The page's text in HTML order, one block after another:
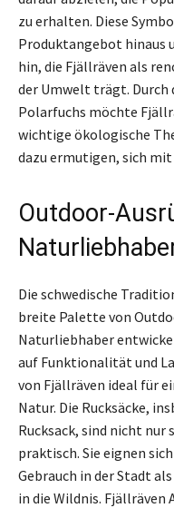
zu erhalten. Diese
Produktangebot hinaus
hin, die Fjällräven als
der Umwelt trägt.
Polarfuchs möchte
wichtige ökologische
dazu ermutigen, sich
Outdoor-
Die schwedische
breite Palette von
Naturliebhaber
auf Funktionalität und
von Fjällräven ideal für
Natur. Die Rucksäcke,
Rucksack, sind nicht
praktisch. Sie eignen
Gebrauch in der Stadt
in die Wildnis.